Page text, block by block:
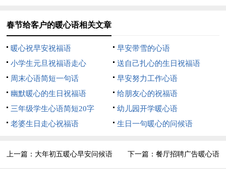
利，幸福如意！
7、春节你方会猛刮金钱风，狠淋钞票雨，狂下金雹银雹，
结钻石冰，长翡翠树，挂珍珠霜，生玛瑙果，小心挨砸，新春万
福！
8、把美好的祝福，输在这条短信里，信不长情意重，我的
好友愿你新年快乐！好久不见，十分想念。在这温馨的日子里，
9、人似秋鸿，事如春梦。短短信笺，浓浓思念。一句祝
春节给客户的暖心语相关文章
暖心祝早安祝福语
早安带雪的心语
小学生元旦祝福语走心
送自己扎心的生日祝福语
周末心语简短一句话
早安努力工作心语
幽默暖心的生日祝福语
给朋友心的祝福语
三年级学生心语简短20字
幼儿园开学暖心语
老婆生日走心祝福语
生日一句暖心的问候语
上一篇： 大年初五暖心早安问候语 下一篇： 餐厅招聘广告暖心语